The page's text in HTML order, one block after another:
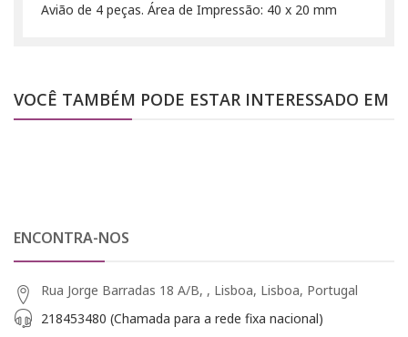
Avião de 4 peças. Área de Impressão: 40 x 20 mm
VOCÊ TAMBÉM PODE ESTAR INTERESSADO EM
ENCONTRA-NOS
Rua Jorge Barradas 18 A/B, , Lisboa, Lisboa, Portugal
218453480 (Chamada para a rede fixa nacional)